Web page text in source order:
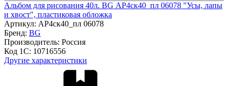
Альбом для рисования 40л. BG АР4ск40_пл 06078 "Усы, лапы
и хвост", пластиковая обложка
Артикул: АР4ск40_пл 06078
Бренд: BG
Производитель: Россия
Код 1С: 10716556
Другие характеристики